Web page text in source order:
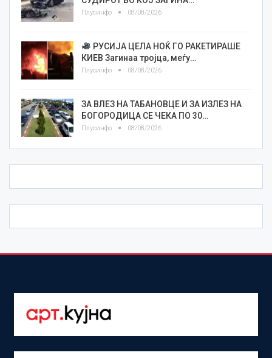
Плусинфо 08/08/2026
РУСИЈА ЦЕЛА НОЌ ГО РАКЕТИРАШЕ
КИЕВ Загинаа тројца, меѓу…
Плусинфо 08/08/2026
ЗА ВЛЕЗ НА ТАБАНОВЦЕ И ЗА ИЗЛЕЗ НА
БОГОРОДИЦА СЕ ЧЕКА ПО 30…
Плусинфо 08/08/2026